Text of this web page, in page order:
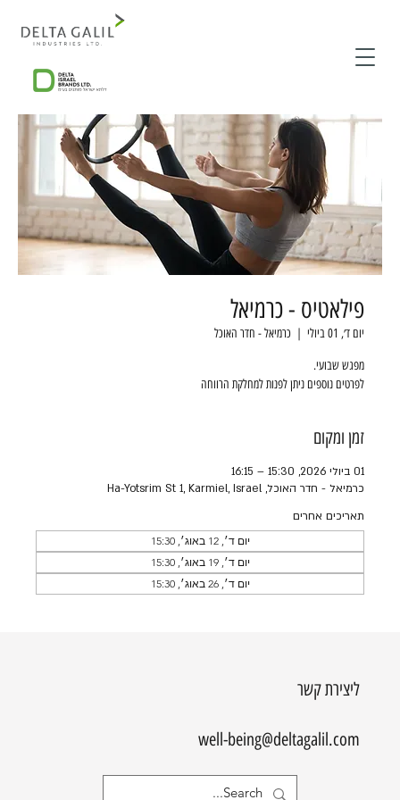
פילאטיס - כרמיאל
יום ד׳, 01 ביולי
  |
כרמיאל - חדר האוכל
לפרטים נוספים ניתן לפנות למחלקת הרווחה
זמן ומקום
01 ביולי 2026, 15:30 – 16:15
כרמיאל - חדר האוכל, Ha-Yotsrim St 1, Karmiel, Israel
תאריכים אחרים
יום ד׳, 12 באוג׳, 15:30
יום ד׳, 19 באוג׳, 15:30
יום ד׳, 26 באוג׳, 15:30
ליצירת קשר
well-being@deltagalil.com